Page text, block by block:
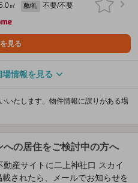
㎡ 敷/礼
不要/不要
見る
場情報を見る
いたします。物件情報に誤りがある場
の居住をご検討中の方へ
産サイトに二上神社口 スカイ
されたら、メールでお知らせを